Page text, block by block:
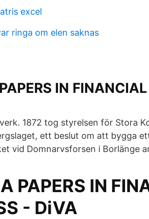
excel
ringa om elen saknas
IN
1872 tog styrelsen för Stora
ett beslut om att bygga
vid Domnarvsforsen i Borlänge
PAPERS IN
- DiVA